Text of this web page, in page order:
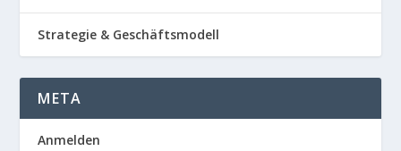
Strategie & Geschäftsmodell
META
Anmelden